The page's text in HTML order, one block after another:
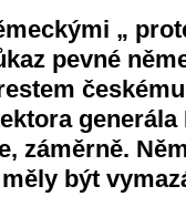
„
pevné
záměrně.
být